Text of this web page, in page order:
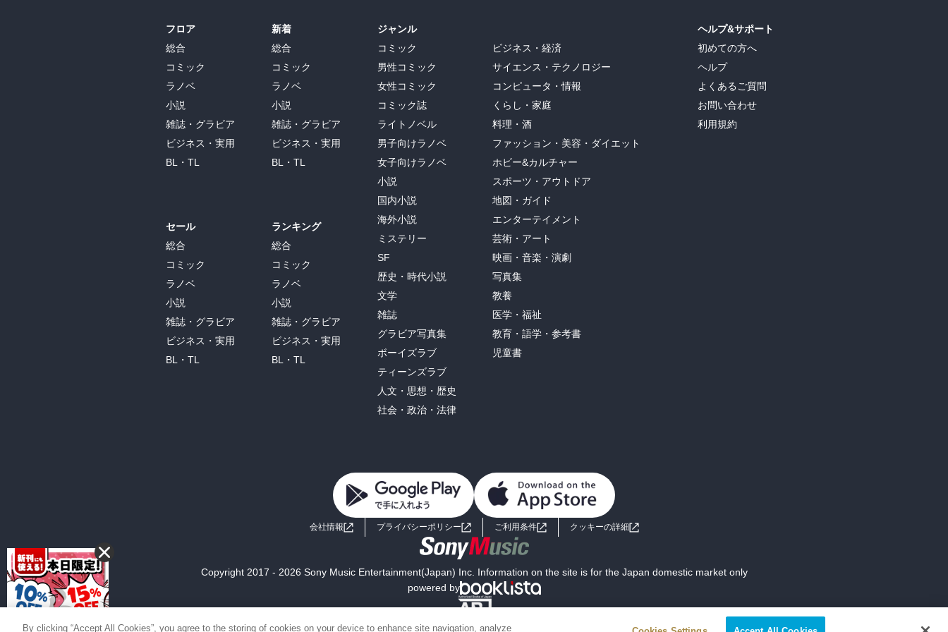
フロア
総合
コミック
ラノベ
小説
雑誌・グラビア
ビジネス・実用
BL・TL
セール
総合
コミック
ラノベ
小説
雑誌・グラビア
ビジネス・実用
BL・TL
新着
総合
コミック
ラノベ
小説
雑誌・グラビア
ビジネス・実用
BL・TL
ランキング
総合
コミック
ラノベ
小説
雑誌・グラビア
ビジネス・実用
BL・TL
ジャンル
コミック
男性コミック
女性コミック
コミック誌
ライトノベル
男子向けラノベ
女子向けラノベ
小説
国内小説
海外小説
ミステリー
SF
歴史・時代小説
文学
雑誌
グラビア写真集
ボーイズラブ
ティーンズラブ
人文・思想・歴史
社会・政治・法律
ビジネス・経済
サイエンス・テクノロジー
コンピュータ・情報
くらし・家庭
料理・酒
ファッション・美容・ダイエット
ホビー&カルチャー
スポーツ・アウトドア
地図・ガイド
エンターテイメント
芸術・アート
映画・音楽・演劇
写真集
教養
医学・福祉
教育・語学・参考書
児童書
ヘルプ&サポート
初めての方へ
ヘルプ
よくあるご質問
お問い合わせ
利用規約
会社情報 プライバシーポリシー ご利用条件 クッキーの詳細
Copyright 2017 - 2026 Sony Music Entertainment(Japan) Inc. Information on the site is for the Japan domestic market only
powered by
By clicking “Accept All Cookies”, you agree to the storing of cookies on your device to enhance site navigation, analyze